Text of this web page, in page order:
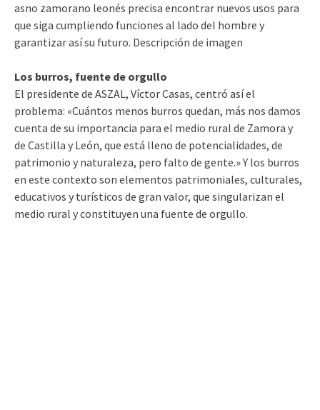
asno zamorano leonés precisa encontrar nuevos usos para
que siga cumpliendo funciones al lado del hombre y
garantizar así su futuro. Descripción de imagen
Los burros, fuente de orgullo
El presidente de ASZAL, Víctor Casas, centró así el
problema: «Cuántos menos burros quedan, más nos damos
cuenta de su importancia para el medio rural de Zamora y
de Castilla y León, que está lleno de potencialidades, de
patrimonio y naturaleza, pero falto de gente.» Y los burros
en este contexto son elementos patrimoniales, culturales,
educativos y turísticos de gran valor, que singularizan el
medio rural y constituyen una fuente de orgullo.